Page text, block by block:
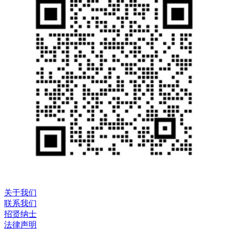
关于我们
联系我们
招贤纳士
法律声明